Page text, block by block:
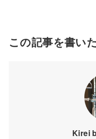
この記事を書い
Kirei